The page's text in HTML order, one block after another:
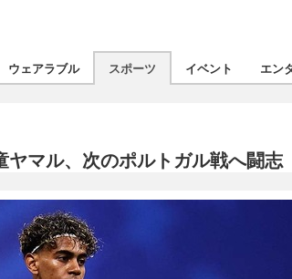
飲食
ボイス
ビジネス
海外
短信
選手
試乗会
ウェアラブル スポーツ イベント エン
ヤマル、次のポルトガル戦へ闘